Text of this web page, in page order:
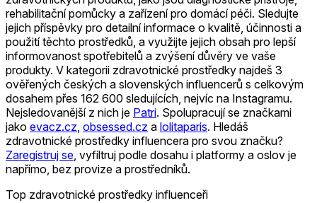
rehabilitační pomůcky a zařízení pro domácí péči. Sledujte
jejich příspěvky pro detailní informace o kvalitě, účinnosti a
použití těchto prostředků, a využijte jejich obsah pro lepší
informovanost spotřebitelů a zvýšení důvěry ve vaše
produkty. V kategorii zdravotnické prostředky najdeš 3
ověřených českých a slovenských influencerů s celkovým
dosahem přes 162 600 sledujících, nejvíc na Instagramu.
Nejsledovanější z nich je Patri. Spolupracují se značkami
jako evacz.cz obsessed.cz a lolitaparis. Hledáš
zdravotnické prostředky influencera pro svou značku?
Zaregistruj se , vyfiltruj podle dosahu i platformy a oslov je
napřímo, bez provize a prostředníků.
Top zdravotnické prostředky influenceři